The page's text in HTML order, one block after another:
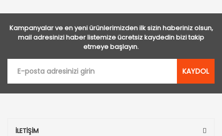
Kampanyalar ve en yeni ürünlerimizden ilk sizin haberiniz olsun,
mail adresinizi haber listemize ücretsiz kaydedin bizi takip
etmeye başlayın.
KAYDOL
İLETİŞİM